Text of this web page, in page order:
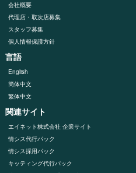
会社概要
代理店・取次店募集
スタッフ募集
個人情報保護方針
言語
English
簡体中文
繁体中文
関連サイト
エイネット株式会社 企業サイト
情シス代行パック
情シス採用パック
キッティング代⾏パック